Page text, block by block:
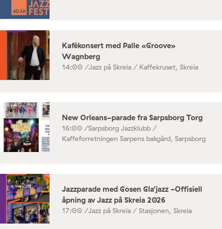
Kafékonsert med Palle «Groove»
Wagnberg
14:00 /Jazz på Skreia / Kaffekruset, Skreia
New Orleans-parade fra Sarpsborg Torg
16:00 /Sarpsborg Jazzklubb /
Kaffeforretningen Sarpens bakgård, Sarpsborg
Jazzparade med Gosen Gla’jazz -Offisiell
åpning av Jazz på Skreia 2026
17:00 /Jazz på Skreia / Stasjonen, Skreia